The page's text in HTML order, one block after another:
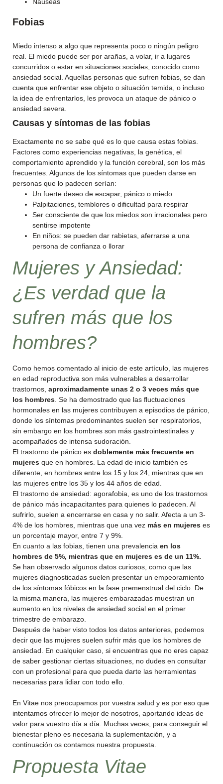
Fobias
Miedo intenso a algo que representa poco o ningún peligro
real. El miedo puede ser por arañas, a volar, ir a lugares
concurridos o estar en situaciones sociales, conocido como
ansiedad social. Aquellas personas que sufren fobias, se dan
cuenta que enfrentar ese objeto o situación temida, o incluso
la idea de enfrentarlos, les provoca un ataque de pánico o
ansiedad severa.
Causas y síntomas de las fobias
Exactamente no se sabe qué es lo que causa estas fobias.
Factores como experiencias negativas, la genética, el
comportamiento aprendido y la función cerebral, son los más
frecuentes. Algunos de los síntomas que pueden darse en
personas que lo padecen serían:
Un fuerte deseo de escapar, pánico o miedo
Palpitaciones, temblores o dificultad para respirar
Ser consciente de que los miedos son irracionales pero
sentirse impotente
En niños: se pueden dar rabietas, aferrarse a una
persona de confianza o llorar
Mujeres y Ansiedad:
¿Es verdad que la
sufren más que los
hombres?
Como hemos comentado al inicio de este artículo, las mujeres
en edad reproductiva son más vulnerables a desarrollar
trastornos, aproximadamente unas 2 o 3 veces más que
los hombres . Se ha demostrado que las fluctuaciones
hormonales en las mujeres contribuyen a episodios de pánico,
donde los síntomas predominantes suelen ser respiratorios,
sin embargo en los hombres son más gastrointestinales y
acompañados de intensa sudoración.
El trastorno de pánico es doblemente más frecuente en
mujeres que en hombres. La edad de inicio también es
diferente, en hombres entre los 15 y los 24, mientras que en
las mujeres entre los 35 y los 44 años de edad.
El trastorno de ansiedad: agorafobia, es uno de los trastornos
de pánico más incapacitantes para quienes lo padecen. Al
sufrirlo, suelen a encerrarse en casa y no salir. Afecta a un 3-
4% de los hombres, mientras que una vez más en mujeres es
un porcentaje mayor, entre 7 y 9%.
En cuanto a las fobias, tienen una prevalencia en los
hombres de 5%, mientras que en mujeres es de un 11%.
Se han observado algunos datos curiosos, como que las
mujeres diagnosticadas suelen presentar un empeoramiento
de los síntomas fóbicos en la fase premenstrual del ciclo. De
la misma manera, las mujeres embarazadas muestran un
aumento en los niveles de ansiedad social en el primer
trimestre de embarazo.
Después de haber visto todos los datos anteriores, podemos
decir que las mujeres suelen sufrir más que los hombres de
ansiedad. En cualquier caso, si encuentras que no eres capaz
de saber gestionar ciertas situaciones, no dudes en consultar
con un profesional para que pueda darte las herramientas
necesarias para lidiar con todo ello.
En Vitae nos preocupamos por vuestra salud y es por eso que
intentamos ofrecer lo mejor de nosotros, aportando ideas de
valor para vuestro día a día. Muchas veces, para conseguir el
bienestar pleno es necesaria la suplementación, y a
continuación os contamos nuestra propuesta.
Propuesta Vitae